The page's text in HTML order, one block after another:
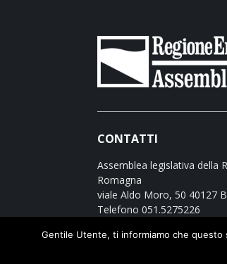
CONTATTI
Assemblea legislativa della
Romagna
viale Aldo Moro, 50 40127
Telefono 051.5275226
Gentile Utente, ti informiamo che